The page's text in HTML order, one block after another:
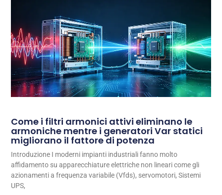
Come i filtri armonici attivi eliminano le
armoniche mentre i generatori Var statici
migliorano il fattore di potenza
Introduzione I moderni impianti industriali fanno molto
affidamento su apparecchiature elettriche non lineari come gli
azionamenti a frequenza variabile (Vfds), servomotori, Sistemi
UPS,